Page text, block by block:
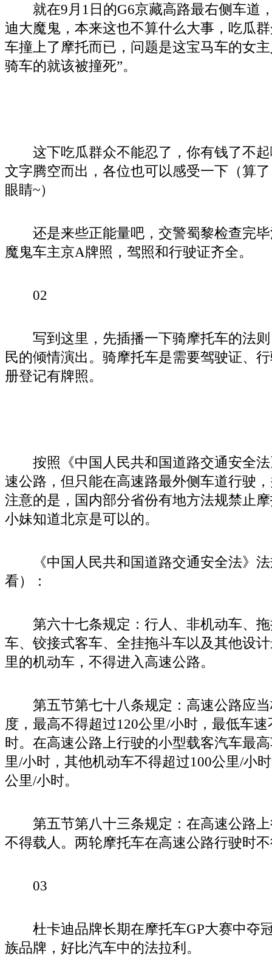
就在9月1日的G6京藏高路最右侧车道
迪大魔鬼，本来这也不算什么大事，吃瓜
车撞上了摩托而已，问题是这宝马车的女
骑车的就该被撞死”。
这下吃瓜群众不能忍了，你有钱了不起
文字腾空而出，各位也可以感受一下（算
眼睛~）
还是来些正能量吧，交警蜀黎检查完毕
魔鬼车主京A牌照，驾照和行驶证齐全。
02
写到这里，先插播一下骑摩托车的法则
民的倾情演出。骑摩托车是需要驾驶证、
册登记有牌照。
按照《中国人民共和国道路交通安全法
速公路，但只能在高速路最外侧车道行驶
注意的是，国内部分省份有地方法规禁止
小妹知道北京是可以的。
《中国人民共和国道路交通安全法》法
看）：
第六十七条规定：行人、非机动车、拖
车、铰接式客车、全挂拖斗车以及其他设
里的机动车，不得进入高速公路。
第五节第七十八条规定：高速公路应当
度，最高不得超过120公里/小时，最低车
时。在高速公路上行驶的小型载客汽车最
里/小时，其他机动车不得超过100公里/小
公里/小时。
第五节第八十三条规定：在高速公路上
不得载人。两轮摩托车在高速公路行驶时
03
杜卡迪品牌长期在摩托车GP大赛中夺
族品牌，好比汽车中的法拉利。